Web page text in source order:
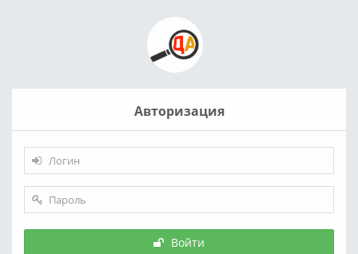
Авторизация
Войти